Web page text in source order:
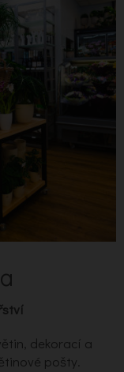
dekorací a
pošty.